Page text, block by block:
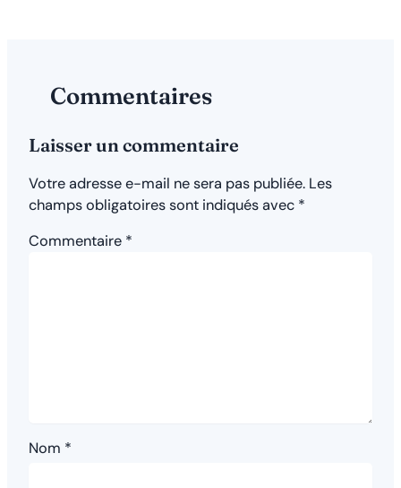
Commentaires
Laisser un commentaire
Votre adresse e-mail ne sera pas publiée. Les
champs obligatoires sont indiqués avec *
Commentaire *
Nom *